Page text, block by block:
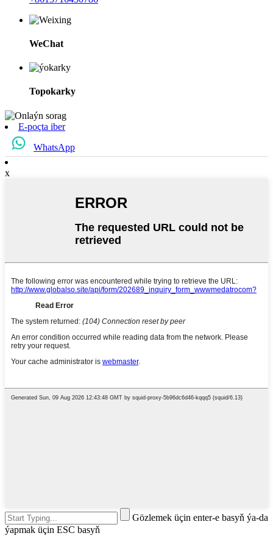
WeChat
Topokarky
E-poçta iber
WhatsApp
x
Gözlemek üçin enter-e basyň ýa-da
ýapmak üçin ESC basyň